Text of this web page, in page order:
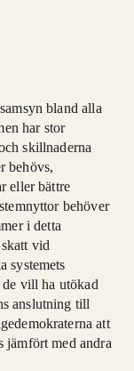
bland alla
har stor
skillnaderna
behövs,
eller bättre
behöver
i detta
vid
systemets
vill ha utökad
anslutning till
att
jämfört med andra